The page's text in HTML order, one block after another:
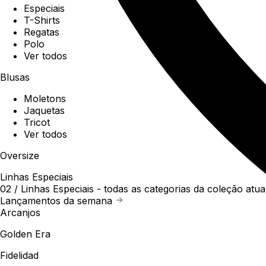
Especiais
T-Shirts
Regatas
Polo
Ver todos
Blusas
Moletons
Jaquetas
Tricot
Ver todos
Oversize
Linhas Especiais
02 / Linhas Especiais - todas as categorias da coleção
Lançamentos da semana
Arcanjos
Golden Era
Fidelidad